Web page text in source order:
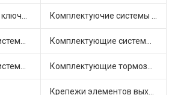
Комбинированные ключи (3) Комплектуючие системы стеклоочистителя (9)
Комплектующие системы выпуска отработавших газов (9) Комплектующие системы отопления (22)
Комплектующие системы питания (10) Комплектующие тормозной системы (22)
Крепежи элементов выхлопной системы (5)